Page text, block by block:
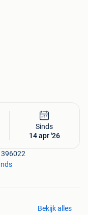
Sinds
14 apr '26
Bekijk alles